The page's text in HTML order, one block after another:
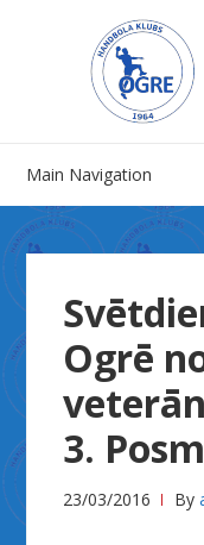
navigation
content
Main Navigation
Ogrē
3.
23/03/2016 By